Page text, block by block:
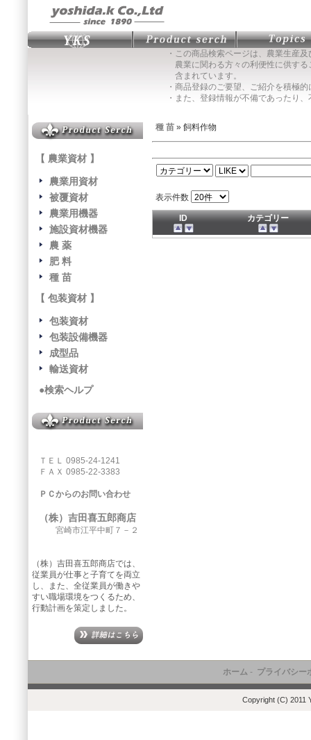
・この商品検索ページは、農業生産
農業に関わる方々の利便性に供する
含まれています。
・商品登録のご要望、ご紹介を積極
・また、登録情報が不備であったり
【 農業資材 】
農業用資材
被覆資材
農業用機器
施設資材機器
農 薬
肥 料
種 苗
【 包装資材 】
包装資材
包装設備機器
成型品
輸送資材
●検索ヘルプ
ＴＥＬ 0985-24-1241
ＦＡＸ 0985-22-3383
ＰＣからのお問い合わせ
（株）吉田喜五郎商店
宮崎市江平中町７－２
（株）吉田喜五郎商店では、
従業員が仕事と子育てを両立
し、また、全従業員が働きや
すい職場環境をつくるため、
行動計画を策定しました。
種 苗 » 飼料作物
表示件数
ID カテゴリー
ホーム- プライバシー
Copyright (C) 2011